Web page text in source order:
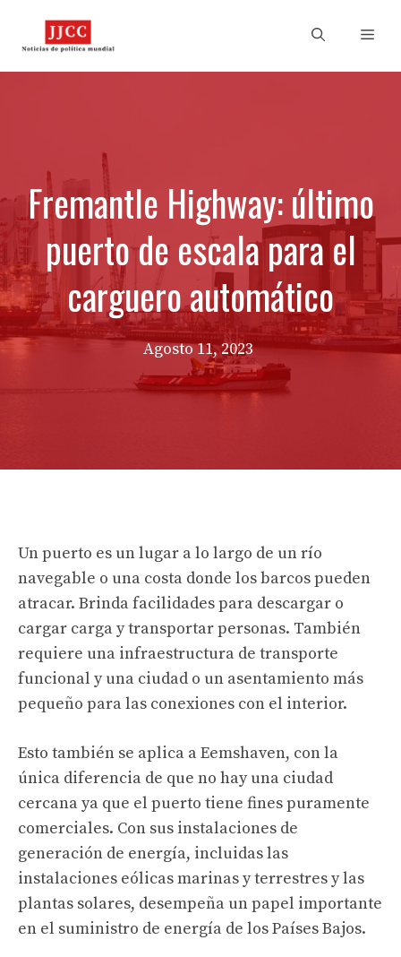
Fremantle Highway: último
puerto de escala para el
carguero automático
Agosto 11, 2023
Un puerto es un lugar a lo largo de un río
navegable o una costa donde los barcos pueden
atracar. Brinda facilidades para descargar o
cargar carga y transportar personas. También
requiere una infraestructura de transporte
funcional y una ciudad o un asentamiento más
pequeño para las conexiones con el interior.
Esto también se aplica a Eemshaven, con la
única diferencia de que no hay una ciudad
cercana ya que el puerto tiene fines puramente
comerciales. Con sus instalaciones de
generación de energía, incluidas las
instalaciones eólicas marinas y terrestres y las
plantas solares, desempeña un papel importante
en el suministro de energía de los Países Bajos.